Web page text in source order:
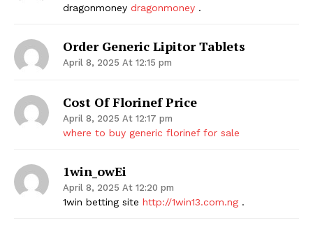
dragonmoney dragonmoney .
Order Generic Lipitor Tablets
April 8, 2025 At 12:15 pm
Cost Of Florinef Price
April 8, 2025 At 12:17 pm
where to buy generic florinef for sale
1win_owEi
April 8, 2025 At 12:20 pm
1win betting site http://1win13.com.ng .